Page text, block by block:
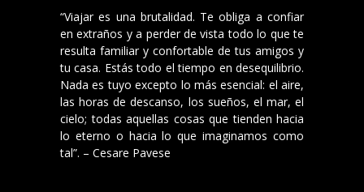
“Viajar es una brutalidad. Te obliga a confiar
en extraños y a perder de vista todo lo que te
resulta familiar y confortable de tus amigos y
tu casa. Estás todo el tiempo en desequilibrio.
Nada es tuyo excepto lo más esencial: el aire,
las horas de descanso, los sueños, el mar, el
cielo; todas aquellas cosas que tienden hacia
lo eterno o hacia lo que imaginamos como
tal”. – Cesare Pavese